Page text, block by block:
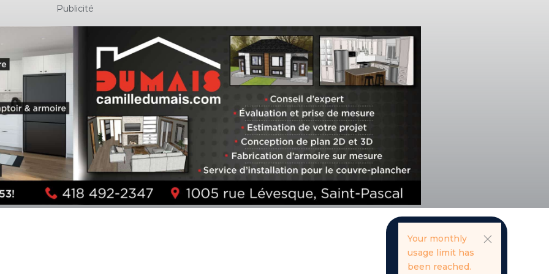
Publicité
Your monthly
usage limit has
been reached.